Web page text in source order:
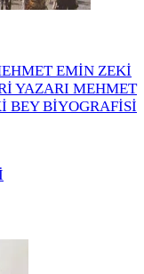
EMİN ZEKİ
YAZARI MEHMET
BEY BİYOGRAFİSİ